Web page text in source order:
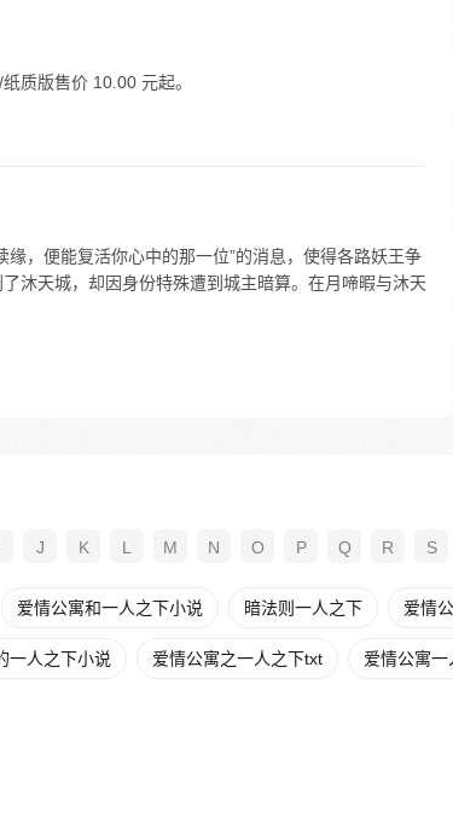
质版售价 10.00 元起。
，便能复活你心中的那一位”的消息，使得各路妖王争
沐天城，却因身份特殊遭到城主暗算。在月啼暇与沐天
J K L M N O P Q R S
爱情公寓和一人之下小说 暗法则一人之下 爱情
一人之下小说 爱情公寓之一人之下txt 爱情公寓一